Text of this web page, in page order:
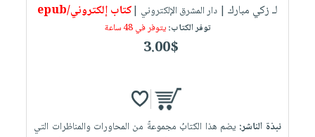
لـ زكي مبارك | دار المشرق الإلكتروني |كتاب إلكتروني/epub
توفر الكتاب:يتوفر في 48 ساعة
3.00$
نبذة الناشر: يضم هذا الكتابُ مجموعةً من المحاورات والمناظرات التي